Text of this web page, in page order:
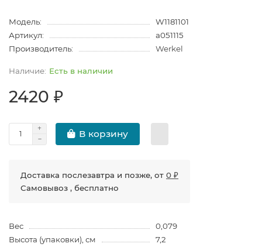
Модель:
W1181101
Артикул:
a051115
Производитель:
Werkel
Есть в наличии
2420 ₽
В корзину
Доставка послезавтра и позже, от 0 ₽
Самовывоз , бесплатно
Вес
0,079
Высота (упаковки), см
7,2